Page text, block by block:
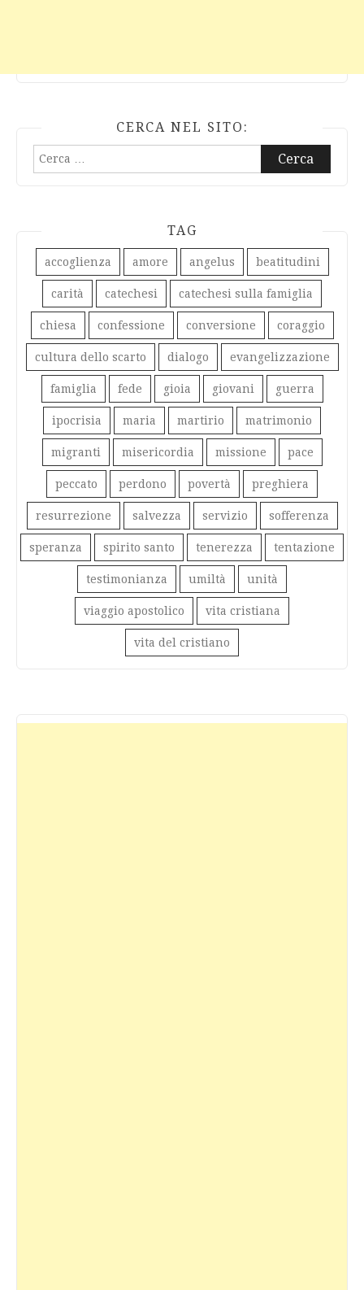
CERCA NEL SITO:
Ricerca
TAG
accoglienza amore angelus beatitudini
carità catechesi catechesi sulla famiglia
chiesa confessione conversione coraggio
cultura dello scarto dialogo evangelizzazione
famiglia fede gioia giovani guerra
ipocrisia maria martirio matrimonio
migranti misericordia missione pace
peccato perdono povertà preghiera
resurrezione salvezza servizio sofferenza
speranza spirito santo tenerezza tentazione
testimonianza umiltà unità
viaggio apostolico vita cristiana
vita del cristiano